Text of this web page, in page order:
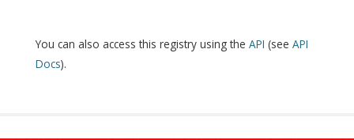
You can also access this registry using the API (see API
Docs).